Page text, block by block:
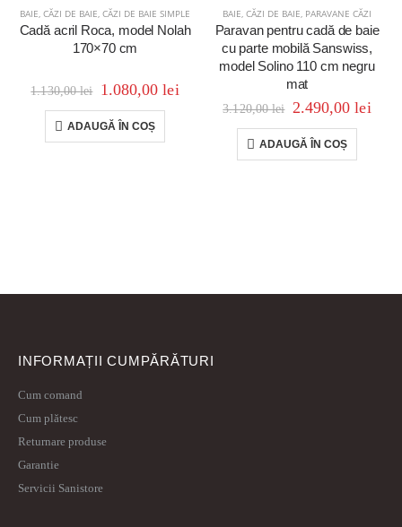
BAIE, CĂZI DE BAIE, CĂZI DE BAIE SIMPLE
Cadă acril Roca, model Nolah
170×70 cm
1.130,00lei 1.080,00lei
ADAUGĂ ÎN COȘ
BAIE, CĂZI DE BAIE, PARAVANE CĂZI
Paravan pentru cadă de baie
cu parte mobilă Sanswiss,
model Solino 110 cm negru
mat
3.120,00lei 2.490,00lei
ADAUGĂ ÎN COȘ
INFORMAȚII CUMPĂRĂTURI
Cum comand
Cum plătesc
Returnare produse
Garantie
Servicii Sanistore